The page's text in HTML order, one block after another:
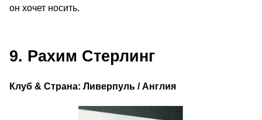
он хочет носить.
9. Рахим Стерлинг
Клуб & Страна: Ливерпуль / Англия